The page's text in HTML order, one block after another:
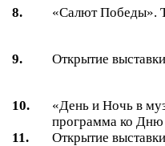
8. «Салют Победы».
9. Открытие
10.
«День и Ночь в
программа ко Дню
11.
Открытие